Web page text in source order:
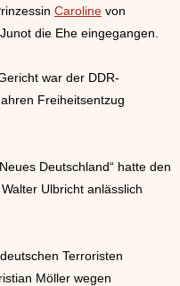
Caroline von
die Ehe eingegangen.
war der DDR-
Freiheitsentzug
Deutschland“ hatte den
Ulbricht anlässlich
Terroristen
Möller wegen